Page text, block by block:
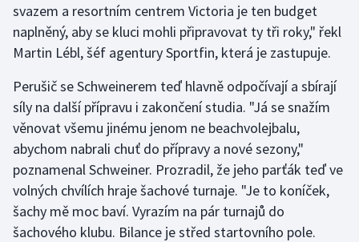
svazem a resortním centrem Victoria je ten budget
naplněný, aby se kluci mohli připravovat ty tři roky," řekl
Martin Lébl, šéf agentury Sportfin, která je zastupuje.
Perušič se Schweinerem teď hlavně odpočívají a sbírají
síly na další přípravu i zakončení studia. "Já se snažím
věnovat všemu jinému jenom ne beachvolejbalu,
abychom nabrali chuť do přípravy a nové sezony,"
poznamenal Schweiner. Prozradil, že jeho parťák teď ve
volných chvílích hraje šachové turnaje. "Je to koníček,
šachy mě moc baví. Vyrazím na pár turnajů do
šachového klubu. Bilance je střed startovního pole.